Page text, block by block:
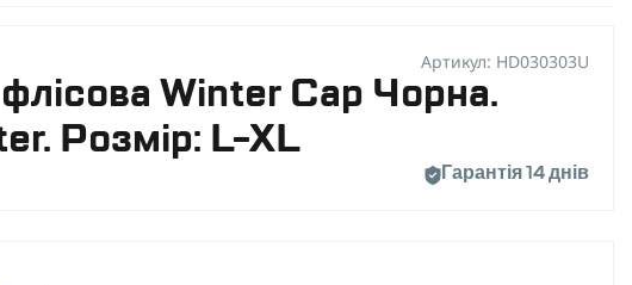
Артикул: HD030303U
Winter Cap Чорна.
Розмір: L-XL
Гарантія 14 днів